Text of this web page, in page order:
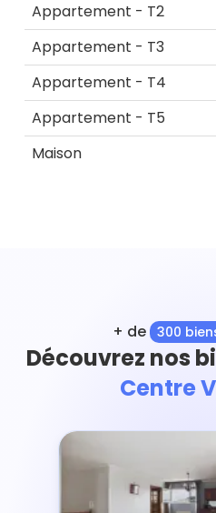
Appartement - T2
Appartement - T3
Appartement - T4
Appartement - T5
Maison
+ de 300
Découvrez nos
Centre